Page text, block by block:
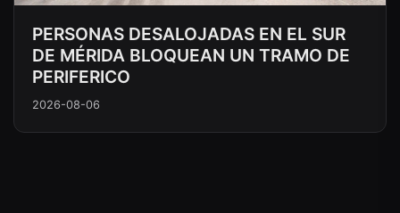
PERSONAS DESALOJADAS EN EL SUR
DE MÉRIDA BLOQUEAN UN TRAMO DE
PERIFERICO
2026-08-06